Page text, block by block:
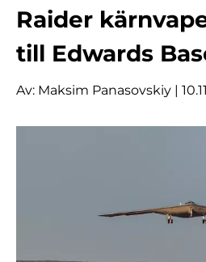
Raider
till Edwards
Av: Maksim Panasovskiy |